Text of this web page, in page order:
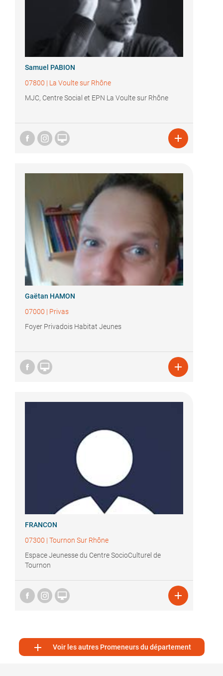
Samuel PABION
07800 | La Voulte sur Rhône
MJC, Centre Social et EPN La Voulte sur Rhône
 
Gaëtan HAMON
07000 | Privas
Foyer Privadois Habitat Jeunes
 
FRANCON
07300 | Tournon Sur Rhône
Espace Jeunesse du Centre SocioCulturel de
Tournon
 
 Voir les autres Promeneurs du département